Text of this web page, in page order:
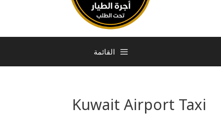
القائمة
Kuwait Airport Taxi